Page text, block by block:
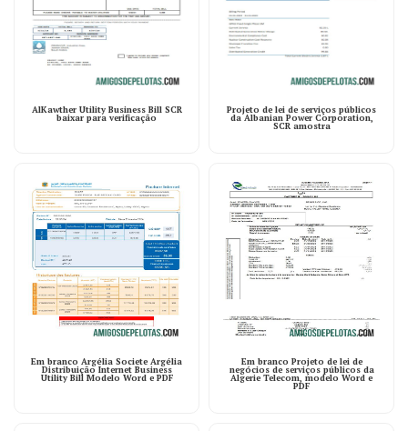
AlKawther Utility Business Bill SCR
baixar para verificação
Projeto de lei de serviços públicos
da Albanian Power Corporation,
SCR amostra
Em branco Argélia Societe Argélia
Distribuição Internet Business
Utility Bill Modelo Word e PDF
Em branco Projeto de lei de
negócios de serviços públicos da
Algerie Telecom, modelo Word e
PDF